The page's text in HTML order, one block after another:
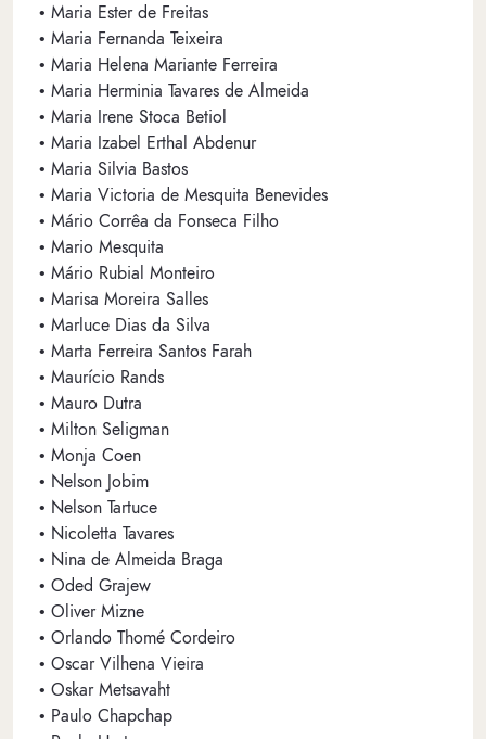
• Maria Ester de Freitas
• Maria Fernanda Teixeira
• Maria Helena Mariante Ferreira
• Maria Herminia Tavares de Almeida
• Maria Irene Stoca Betiol
• Maria Izabel Erthal Abdenur
• Maria Silvia Bastos
• Maria Victoria de Mesquita Benevides
• Mário Corrêa da Fonseca Filho
• Mario Mesquita
• Mário Rubial Monteiro
• Marisa Moreira Salles
• Marluce Dias da Silva
• Marta Ferreira Santos Farah
• Maurício Rands
• Mauro Dutra
• Milton Seligman
• Monja Coen
• Nelson Jobim
• Nelson Tartuce
• Nicoletta Tavares
• Nina de Almeida Braga
• Oded Grajew
• Oliver Mizne
• Orlando Thomé Cordeiro
• Oscar Vilhena Vieira
• Oskar Metsavaht
• Paulo Chapchap